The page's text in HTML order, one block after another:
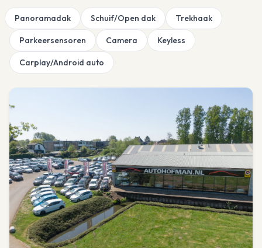
Panoramadak Schuif/Open dak Trekhaak
Parkeersensoren Camera Keyless
Carplay/Android auto